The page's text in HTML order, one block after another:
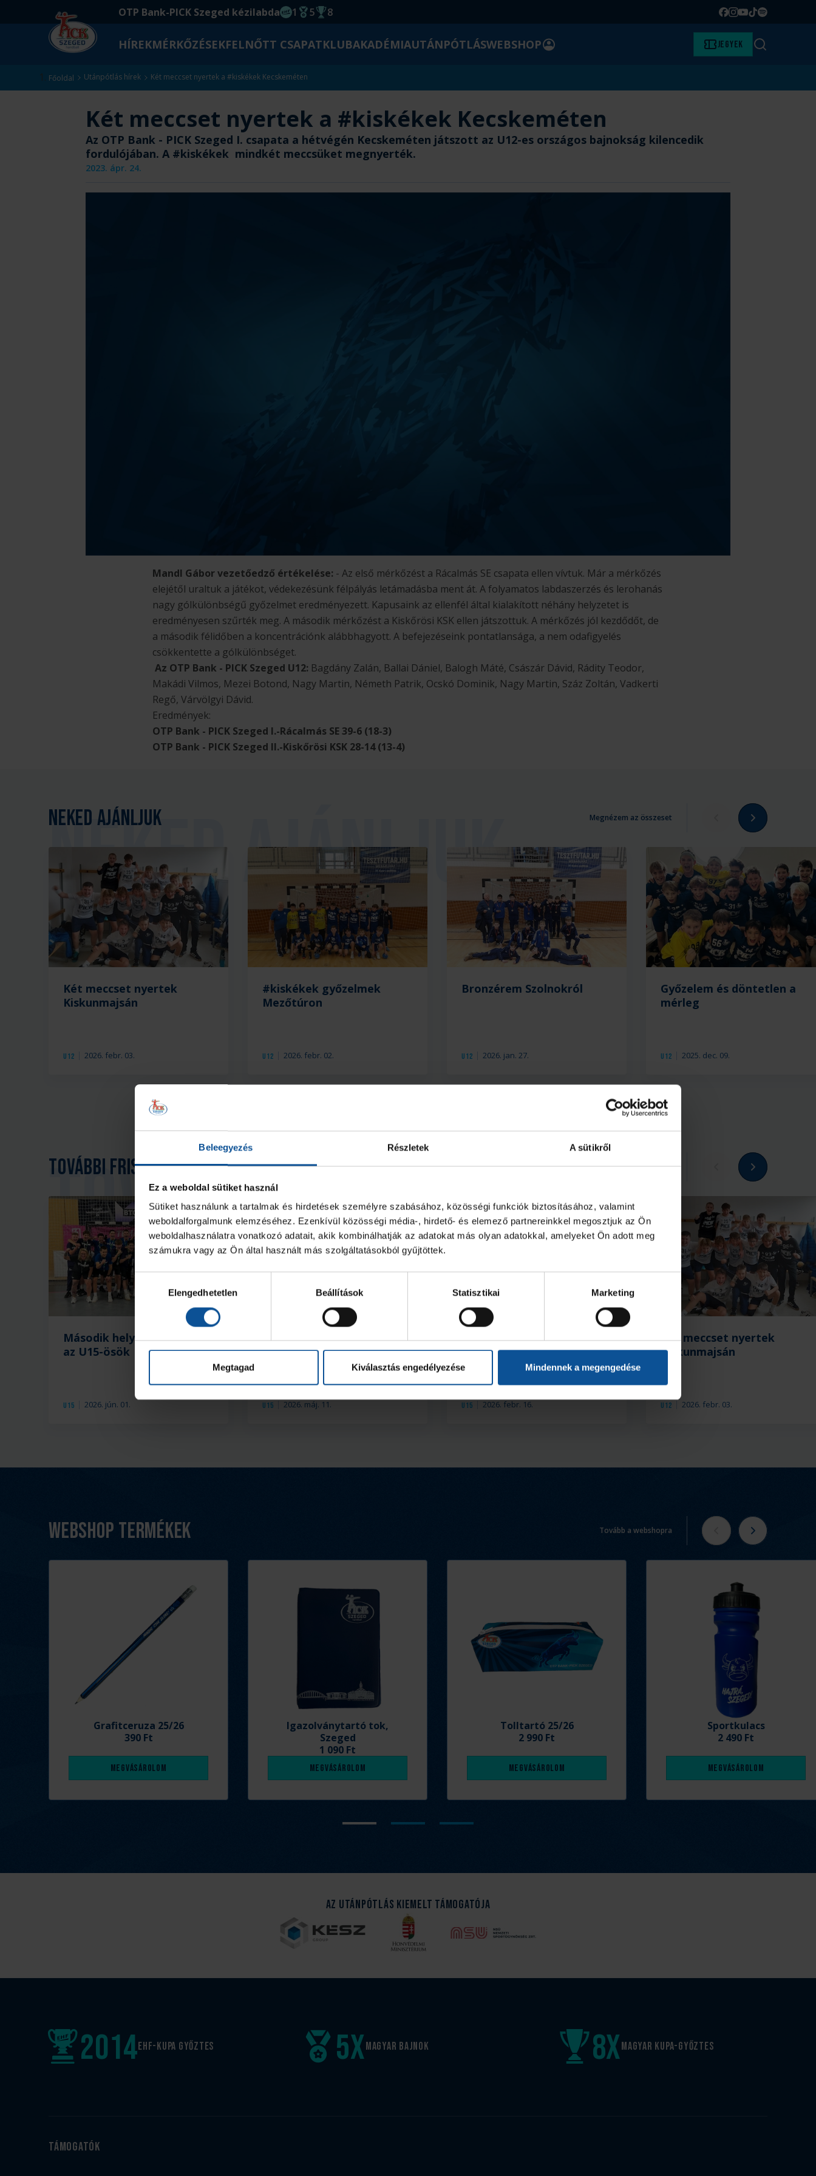
Beleegyezés Részletek A sütikről
Ez a weboldal sütiket használ
Sütiket használunk a tartalmak és hirdetések személyre szabásához, közösségi funkciók biztosításához, valamint
weboldalforgalmunk elemzéséhez. Ezenkívül közösségi média-, hirdető- és elemező partnereinkkel megosztjuk az Ön
weboldalhasználatra vonatkozó adatait, akik kombinálhatják az adatokat más olyan adatokkal, amelyeket Ön adott meg
számukra vagy az Ön által használt más szolgáltatásokból gyűjtöttek.
Hozzájárulás
kiválasztásaElengedhetetlen Beállítások Statisztikai Marketing
Megtagad Kiválasztás engedélyezése Mindennek a megengedése
OTP Bank-PICK Szeged kézilabda
EHF kupagyőzelem 2014
1
Magyar Bajnoki cím
5
Magyar-Kupa győzelem
8 Facebook
Instagram
YouTube
TikTok
Spotify
HÍREKMÉRKŐZÉSEKFELNŐTT CSAPATKLUBAKADÉMIAUTÁNPÓTLÁSWEBSHOPBELÉPÉS Jegyek Keresés
Főoldal Utánpótlás hírek Két meccset nyertek a #kiskékek Kecskeméten
Két meccset nyertek a #kiskékek Kecskeméten
Az OTP Bank - PICK Szeged I. csapata a hétvégén Kecskeméten játszott az U12-es országos bajnokság kilencedik
fordulójában. A #kiskékek mindkét meccsüket megnyerték.
2023. ápr. 24.
Mandl Gábor vezetőedző értékelése: - Az első mérkőzést a Rácalmás SE csapata ellen vívtuk. Már a mérkőzés
elejétől uraltuk a játékot, védekezésünk félpályás letámadásba ment át. A folyamatos labdaszerzés és lerohanás
nagy gólkülönbségű győzelmet eredményezett. Kapusaink az ellenfél által kialakított néhány helyzetet is
eredményesen szűrték meg. A második mérkőzést a Kiskőrösi KSK ellen játszottuk. A mérkőzés jól kezdődőt, de
a második félidőben a koncentrációnk alábbhagyott. A befejezéseink pontatlansága, a nem odafigyelés
csökkentette a gólkülönbséget.
Az OTP Bank - PICK Szeged U12: Bagdány Zalán, Ballai Dániel, Balogh Máté, Császár Dávid, Rádity Teodor,
Makádi Vilmos, Mezei Botond, Nagy Martin, Németh Patrik, Ocskó Dominik, Nagy Martin, Száz Zoltán, Vadkerti
Regő, Várvölgyi Dávid.
Eredmények:
OTP Bank - PICK Szeged I.-Rácalmás SE 39-6 (18-3)
OTP Bank - PICK Szeged II.-Kiskőrösi KSK 28-14 (13-4)
Neked ajánljuk Megnézem az összeset
U12 2026. febr. 03.
Két meccset nyertek
Kiskunmajsán
U12 2026. febr. 02.
#kiskékek győzelmek
Mezőtúron
U12 2026. jan. 27.
Bronzérem Szolnokról
U12 2025. dec. 09.
Győzelem és döntetlen a
mérleg
További friss hírek Megnézem az összeset
U15 2026. jún. 01.
Második helyen végeztek
az U15-ösök
U15 2026. máj. 11.
Négyes döntőbe jutott
U15-ös csapatunk
U15 2026. febr. 16.
Egy győzelem, egy vereség
U12 2026. febr. 03.
Két meccset nyertek
Kiskunmajsán
Webshop termékek Tovább a webshopra
Grafitceruza 25/26
390 Ft
Megvásárolom
Igazolványtartó tok,
Szeged
1 090 Ft
Megvásárolom
Tolltartó 25/26
2 990 Ft
Megvásárolom
Sportkulacs
2 490 Ft
Megvásárolom
Az Utánpótlás kiemelt támogatója
EHF-Kupa győztes
2014 Magyar bajnok
5x Magyar kupa-győztes
8x
Támogatók